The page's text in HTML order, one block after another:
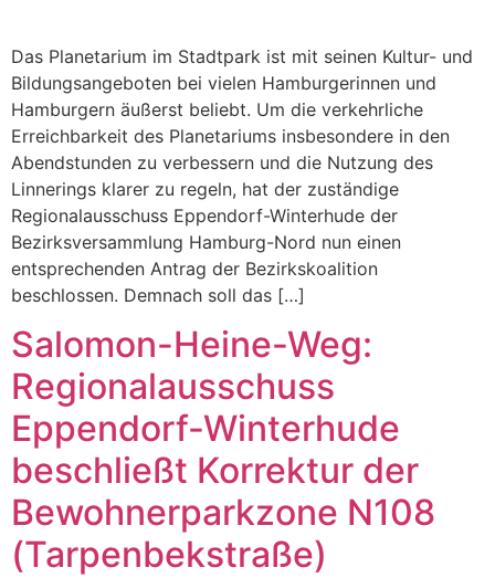
Das Planetarium im Stadtpark ist mit seinen Kultur- und
Bildungsangeboten bei vielen Hamburgerinnen und
Hamburgern äußerst beliebt. Um die verkehrliche
Erreichbarkeit des Planetariums insbesondere in den
Abendstunden zu verbessern und die Nutzung des
Linnerings klarer zu regeln, hat der zuständige
Regionalausschuss Eppendorf-Winterhude der
Bezirksversammlung Hamburg-Nord nun einen
entsprechenden Antrag der Bezirkskoalition
beschlossen. Demnach soll das […]
Salomon-Heine-Weg:
Regionalausschuss
Eppendorf-Winterhude
beschließt Korrektur der
Bewohnerparkzone N108
(Tarpenbekstraße)